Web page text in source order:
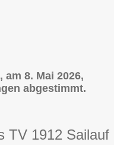
8. Mai 2026,
abgestimmt.
TV 1912 Sailauf